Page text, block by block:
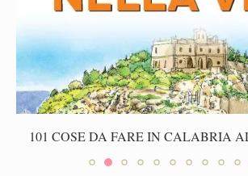
101 COSE DA FARE IN CALABRIA